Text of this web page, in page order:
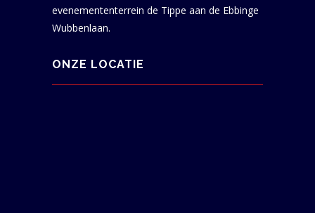
evenemententerrein de Tippe aan de Ebbinge
Wubbenlaan.
ONZE LOCATIE